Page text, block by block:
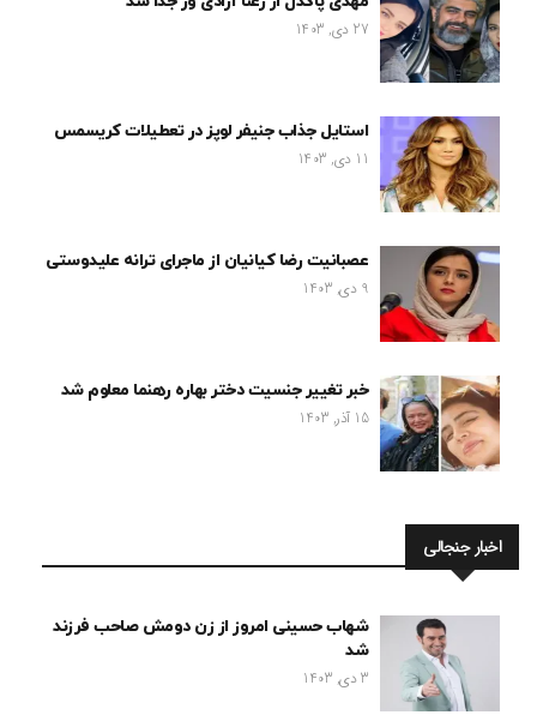
27 دی, 1403
استایل جذاب جنیفر لوپز در تعطیلات کریسمس
11 دی, 1403
عصبانیت رضا کیانیان از ماجرای ترانه علیدوستی
9 دی, 1403
خبر تغییر جنسیت دختر بهاره رهنما معلوم شد
15 آذر, 1403
اخبار جنجالی
شهاب حسینی امروز از زن دومش صاحب فرزند
شد
3 دی, 1403